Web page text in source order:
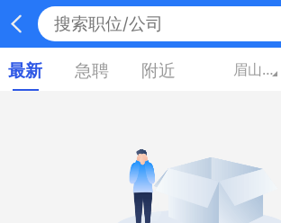
最新 急聘 附近 眉山四川